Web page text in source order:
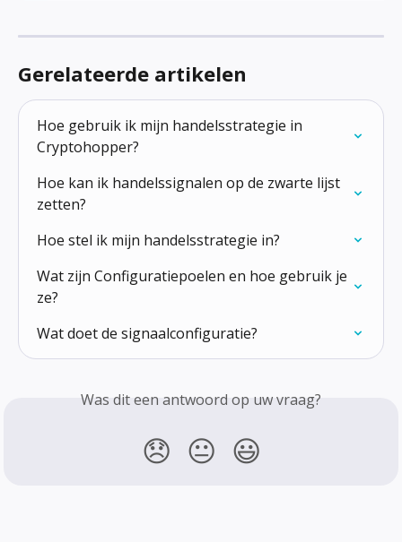
Gerelateerde artikelen
Hoe gebruik ik mijn handelsstrategie in
Cryptohopper?
Hoe kan ik handelssignalen op de zwarte lijst
zetten?
Hoe stel ik mijn handelsstrategie in?
Wat zijn Configuratiepoelen en hoe gebruik je
ze?
Wat doet de signaalconfiguratie?
Was dit een antwoord op uw vraag?
😞 😐 😃